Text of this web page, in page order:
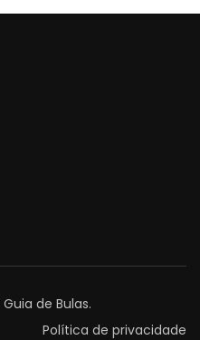
Guia de Bulas.
Política de privacidade